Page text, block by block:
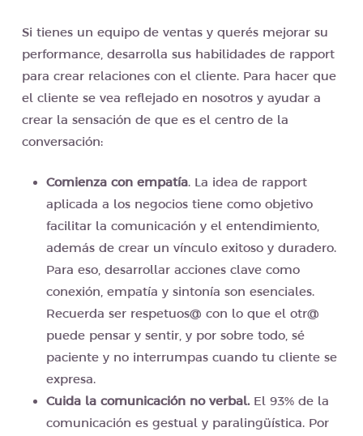
Si tienes un equipo de ventas y querés mejorar su
performance, desarrolla sus habilidades de rapport
para crear relaciones con el cliente. Para hacer que
el cliente se vea reflejado en nosotros y ayudar a
crear la sensación de que es el centro de la
conversación:
Comienza con empatía. La idea de rapport
aplicada a los negocios tiene como objetivo
facilitar la comunicación y el entendimiento,
además de crear un vínculo exitoso y duradero.
Para eso, desarrollar acciones clave como
conexión, empatía y sintonía son esenciales.
Recuerda ser respetuos@ con lo que el otr@
puede pensar y sentir, y por sobre todo, sé
paciente y no interrumpas cuando tu cliente se
expresa.
Cuida la comunicación no verbal. El 93% de la
comunicación es gestual y paralingüística. Por